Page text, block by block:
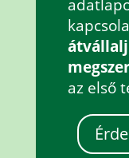
az első